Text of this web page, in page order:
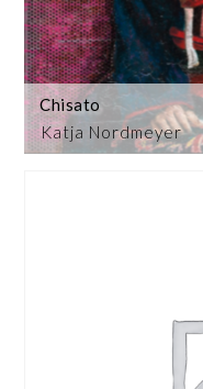
Katja Nordmeyer
Chisato